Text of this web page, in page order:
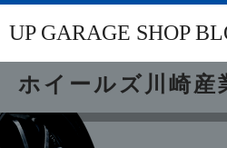
UP GARAGE SHOP
ホイールズ川崎産